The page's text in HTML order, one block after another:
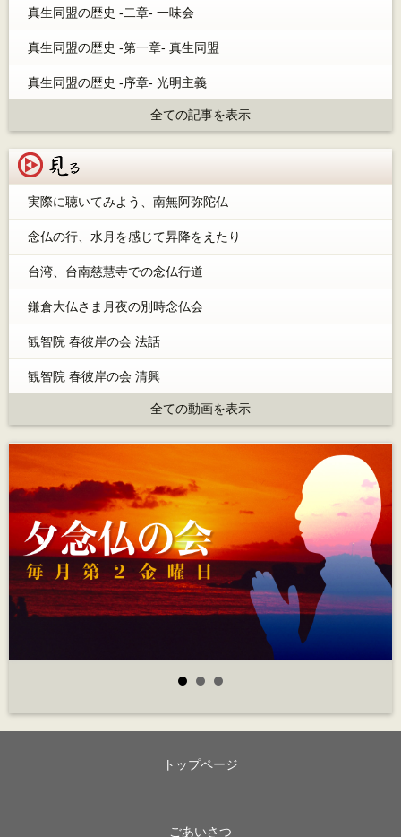
真生同盟の歴史 -二章- 一味会
真生同盟の歴史 -第一章- 真生同盟
真生同盟の歴史 -序章- 光明主義
全ての記事を表示
実際に聴いてみよう、南無阿弥陀仏
念仏の行、水月を感じて昇降をえたり
台湾、台南慈慧寺での念仏行道
鎌倉大仏さま月夜の別時念仏会
観智院 春彼岸の会 法話
観智院 春彼岸の会 清興
全ての動画を表示
トップページ
ごあいさつ